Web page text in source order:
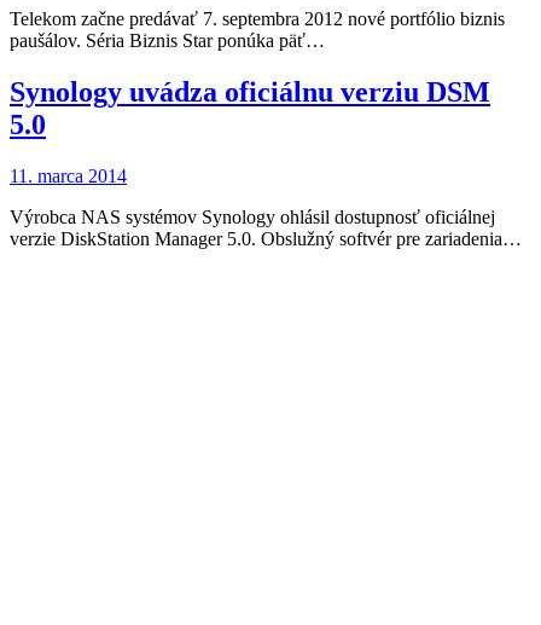
Telekom začne predávať 7. septembra 2012 nové portfólio biznis
paušálov. Séria Biznis Star ponúka päť…
Synology uvádza oficiálnu verziu DSM
5.0
11. marca 2014
Výrobca NAS systémov Synology ohlásil dostupnosť oficiálnej
verzie DiskStation Manager 5.0. Obslužný softvér pre zariadenia…